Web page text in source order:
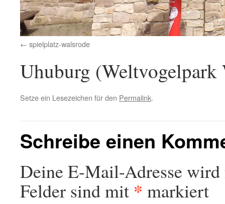
spielplatz-walsrode
Uhuburg (Weltvogelpark
Setze ein Lesezeichen für den Permalink.
Schreibe einen
Deine E-Mail-Adresse
Felder sind mit * markiert